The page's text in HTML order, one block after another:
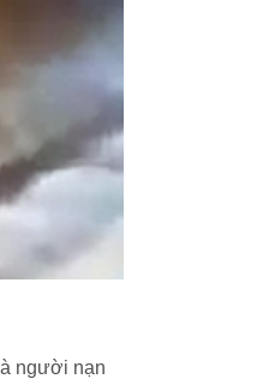
người nạn